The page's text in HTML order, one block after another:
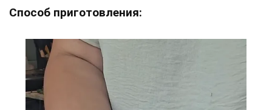
Способ приготовления: